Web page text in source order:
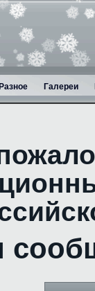
Разное Галереи